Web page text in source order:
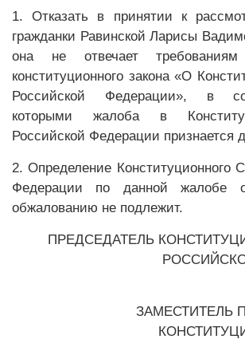
1. Отказать в принятии к
гражданки Равинской Ларисы
она не отвечает требованиям
конституционного закона «О
Российской Федерации», в
которыми жалоба в
Российской Федерации признается
2. Определение Конституционного
Федерации по данной жалобе
обжалованию не подлежит.
ПРЕДСЕДАТЕЛЬ
ЗАМЕСТИТЕЛЬ